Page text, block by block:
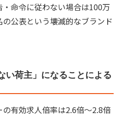
命令に従わない場合は100万
公表という壊滅的なブランド
い荷主」になることによる
有効求人倍率は2.6倍〜2.8倍